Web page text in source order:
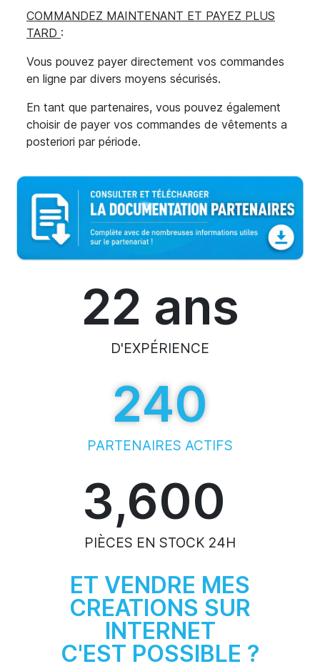
COMMANDEZ MAINTENANT ET PAYEZ PLUS
TARD :
Vous pouvez payer directement vos commandes
en ligne par divers moyens sécurisés.
En tant que partenaires, vous pouvez également
choisir de payer vos commandes de vêtements a
posteriori par période.
D'EXPÉRIENCE
22 ans
PARTENAIRES ACTIFS
240
PIÈCES EN STOCK 24H
3,600
ET VENDRE MES
CREATIONS SUR
INTERNET
C'EST POSSIBLE ?